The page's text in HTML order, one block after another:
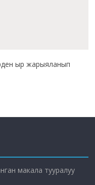
ыр жарыяланып
макала тууралуу